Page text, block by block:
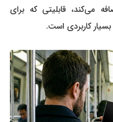
می‌کند، قابلیتی که برای
کاربردی است.